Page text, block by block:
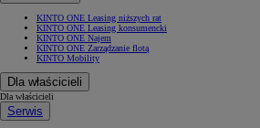
KINTO ONE Leasing niższych rat
KINTO ONE Leasing konsumencki
KINTO ONE Najem
KINTO ONE Zarządzanie flotą
KINTO Mobility
Dla właścicieli
Dla właścicieli
Serwis